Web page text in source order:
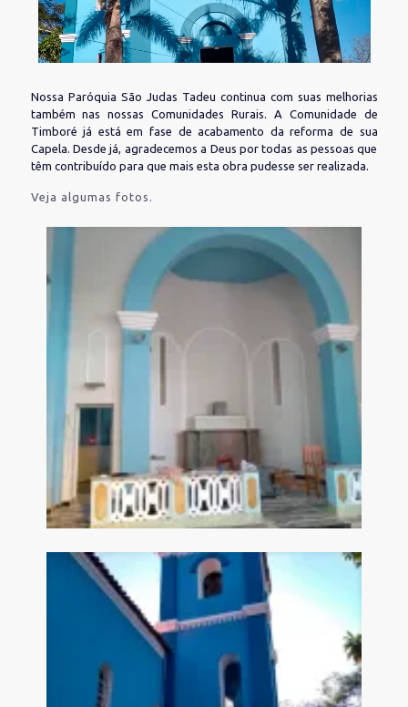
Nossa Paróquia São Judas Tadeu continua com suas melhorias
também nas nossas Comunidades Rurais. A Comunidade de
Timboré já está em fase de acabamento da reforma de sua
Capela. Desde já, agradecemos a Deus por todas as pessoas que
têm contribuído para que mais esta obra pudesse ser realizada.
Veja algumas fotos.